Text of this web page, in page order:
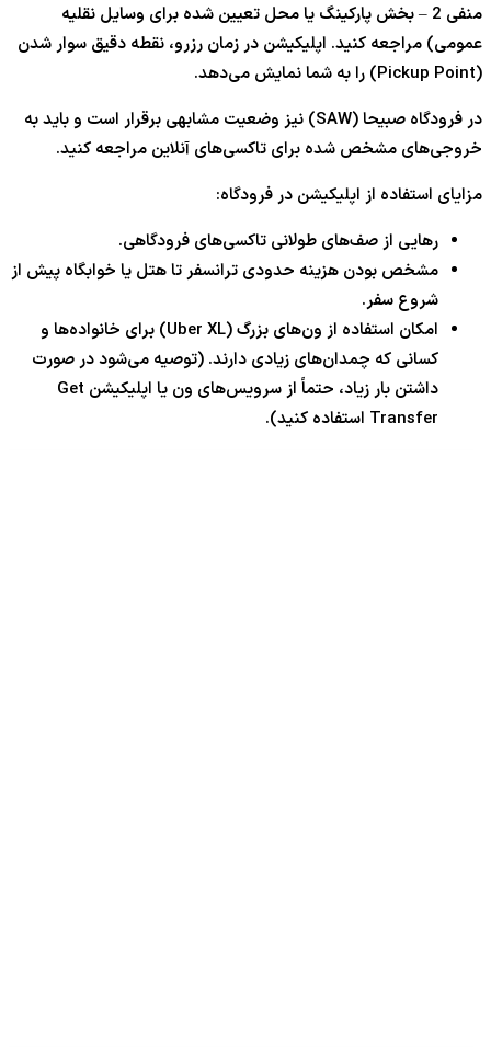
منفی 2 – بخش پارکینگ یا محل تعیین شده برای وسایل نقلیه
عمومی) مراجعه کنید. اپلیکیشن در زمان رزرو، نقطه دقیق سوار شدن
(Pickup Point) را به شما نمایش می‌دهد.
در فرودگاه صبیحا (SAW) نیز وضعیت مشابهی برقرار است و باید به
خروجی‌های مشخص شده برای تاکسی‌های آنلاین مراجعه کنید.
مزایای استفاده از اپلیکیشن در فرودگاه:
رهایی از صف‌های طولانی تاکسی‌های فرودگاهی.
مشخص بودن هزینه حدودی ترانسفر تا هتل یا خوابگاه پیش از
شروع سفر.
امکان استفاده از ون‌های بزرگ (Uber XL) برای خانواده‌ها و
کسانی که چمدان‌های زیادی دارند. (توصیه می‌شود در صورت
داشتن بار زیاد، حتماً از سرویس‌های ون یا اپلیکیشن Get
Transfer استفاده کنید).